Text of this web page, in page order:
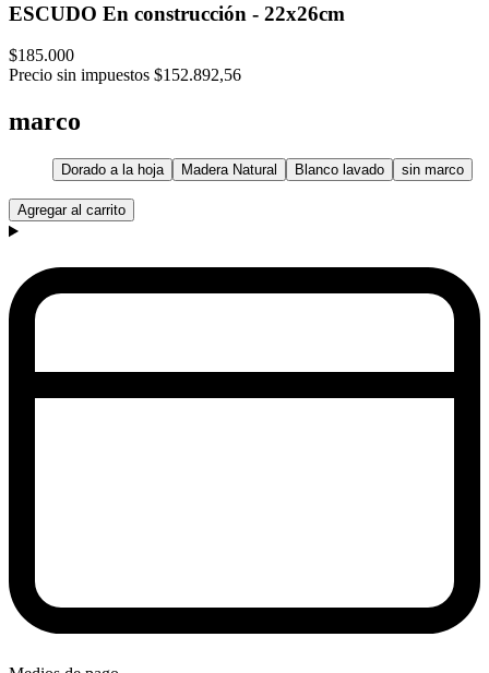
ESCUDO En construcción - 22x26cm
$185.000
Precio sin impuestos $152.892,56
marco
Dorado a la hoja Madera Natural Blanco lavado sin marco
Agregar al carrito